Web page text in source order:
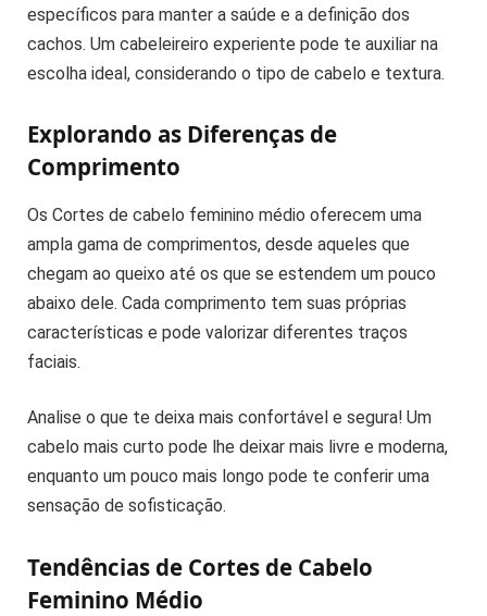
específicos para manter a saúde e a definição dos
cachos. Um cabeleireiro experiente pode te auxiliar na
escolha ideal, considerando o tipo de cabelo e textura.
Explorando as Diferenças de
Comprimento
Os Cortes de cabelo feminino médio oferecem uma
ampla gama de comprimentos, desde aqueles que
chegam ao queixo até os que se estendem um pouco
abaixo dele. Cada comprimento tem suas próprias
características e pode valorizar diferentes traços
faciais.
Analise o que te deixa mais confortável e segura! Um
cabelo mais curto pode lhe deixar mais livre e moderna,
enquanto um pouco mais longo pode te conferir uma
sensação de sofisticação.
Tendências de Cortes de Cabelo
Feminino Médio